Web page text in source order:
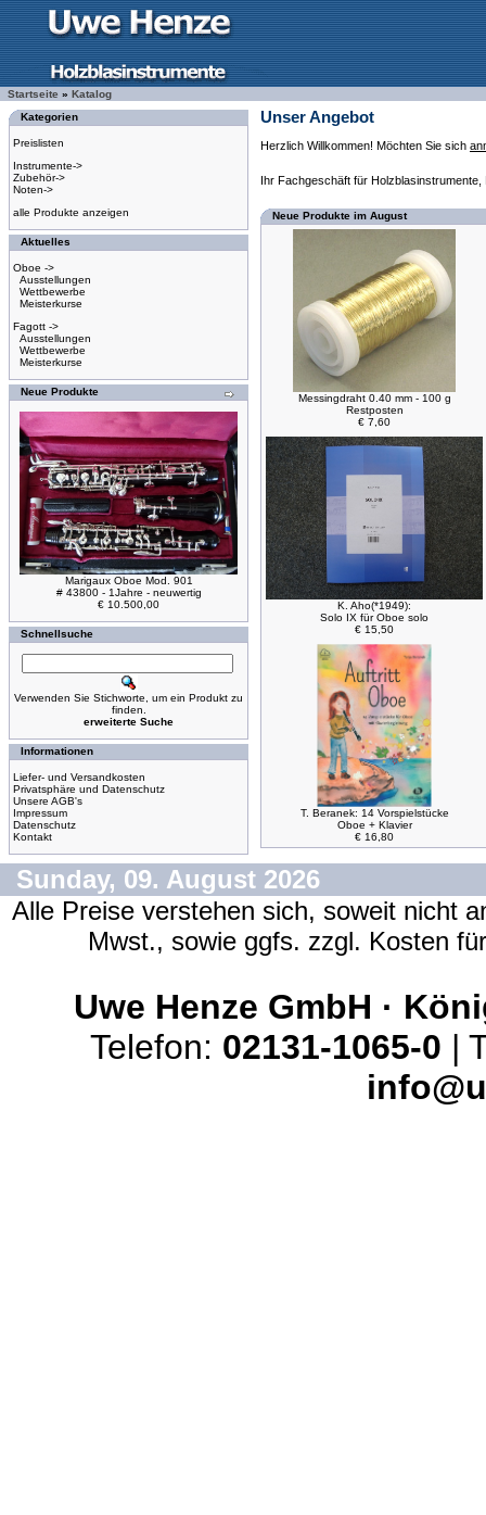
Startseite » Katalog
Kategorien
Preislisten
Instrumente->
Zubehör->
Noten->
alle Produkte anzeigen
Aktuelles
Oboe ->
Ausstellungen
Wettbewerbe
Meisterkurse
Fagott ->
Ausstellungen
Wettbewerbe
Meisterkurse
Neue Produkte
Marigaux Oboe Mod. 901
# 43800 - 1Jahre - neuwertig
€ 10.500,00
Schnellsuche
Verwenden Sie Stichworte, um ein Produkt zu
finden.
erweiterte Suche
Informationen
Liefer- und Versandkosten
Privatsphäre und Datenschutz
Unsere AGB's
Impressum
Datenschutz
Kontakt
Unser Angebot
Herzlich Willkommen! Möchten Sie sich
Ihr Fachgeschäft für Holzblasinstrumente,
Neue Produkte im August
Messingdraht 0.40 mm - 100 g
Restposten
€ 7,60
K. Aho(*1949):
Solo IX für Oboe solo
€ 15,50
T. Beranek: 14 Vorspielstücke
Oboe + Klavier
€ 16,80
Sunday, 09. August 2026
Alle Preise verstehen sich, soweit nicht
Mwst., sowie ggfs. zzgl. Kosten
Uwe Henze GmbH ·
Telefon: 02131-1065-0 |